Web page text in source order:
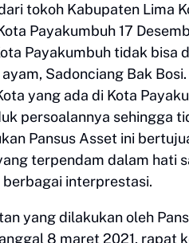
tokoh Kabupaten Lima
Payakumbuh 17
Payakumbuh tidak bisa
Sadonciang Bak
yang ada di Kota
persoalannya sehingga
Pansus Asset ini
terpendam dalam hati
interprestasi.
yang dilakukan oleh
8 maret 2021, rapat